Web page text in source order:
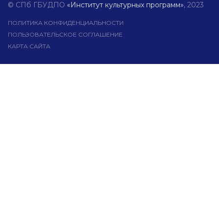
© СПб ГБУДПО «Институт культурных программ», 2023
ПОЛИТИКА КОНФИДЕНЦИАЛЬНОСТИ
ПОЛЬЗОВАТЕЛЬСКОЕ СОГЛАШЕНИЕ
КАРТА САЙТА